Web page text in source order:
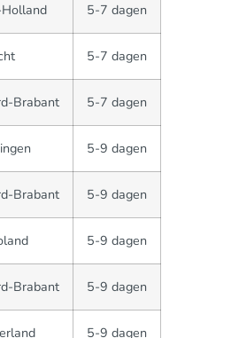
5-7 dagen
5-7 dagen
Brabant 5-7 dagen
5-9 dagen
Brabant 5-9 dagen
5-9 dagen
Brabant 5-9 dagen
5-9 dagen